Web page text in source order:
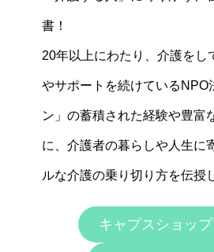
書！
20年以上にわたり、介護をし
やサポートを続けているNPO
ン」の蓄積された経験や豊富
に、介護者の暮らしや人生に
ルな介護の乗り切り方を伝授
キャプスショッ